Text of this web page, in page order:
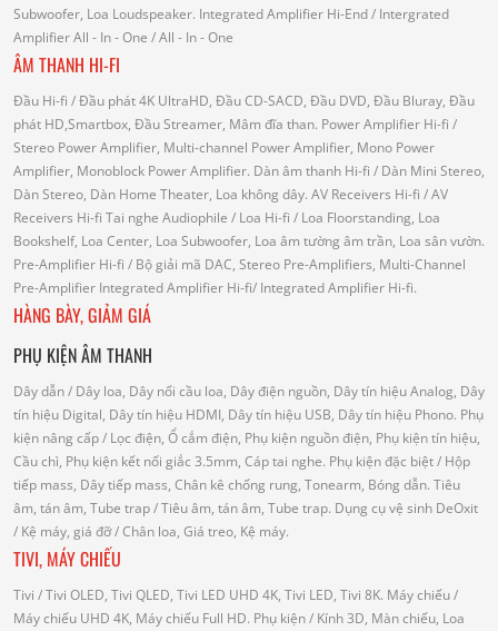
Subwoofer, Loa Loudspeaker. Integrated Amplifier Hi-End/ Intergrated
AmplifierAll - In - One / All - In - One
ÂM THANH HI-FI
Đầu Hi-fi / Đầu phát 4K UltraHD, Đầu CD-SACD, Đầu DVD, Đầu Bluray, Đầu
phát HD,Smartbox, Đầu Streamer, Mâm đĩa than. Power Amplifier Hi-fi /
Stereo Power Amplifier, Multi-channel Power Amplifier, Mono Power
Amplifier, Monoblock Power Amplifier. Dàn âm thanh Hi-fi / Dàn Mini Stereo,
Dàn Stereo, Dàn Home Theater, Loa không dây. AV Receivers Hi-fi / AV
Receivers Hi-fi Tai nghe Audiophile / Loa Hi-fi / Loa Floorstanding, Loa
Bookshelf, Loa Center, Loa Subwoofer, Loa âm tường âm trần, Loa sân vườn.
Pre-Amplifier Hi-fi / Bộ giải mã DAC, Stereo Pre-Amplifiers, Multi-Channel
Pre-Amplifier Integrated Amplifier Hi-fi/ Integrated Amplifier Hi-fi.
HÀNG BÀY, GIẢM GIÁ
PHỤ KIỆN ÂM THANH
Dây dẫn/ Dây loa, Dây nối cầu loa, Dây điện nguồn, Dây tín hiệu Analog, Dây
tín hiệu Digital, Dây tín hiệu HDMI, Dây tín hiệu USB, Dây tín hiệu Phono. Phụ
kiện nâng cấp/ Lọc điện, Ổ cắm điện, Phụ kiện nguồn điện, Phụ kiện tín hiệu,
Cầu chì, Phụ kiện kết nối giắc 3.5mm, Cáp tai nghe. Phụ kiện đặc biệt/ Hộp
tiếp mass, Dây tiếp mass, Chân kê chống rung, Tonearm, Bóng dẫn. Tiêu
âm, tán âm, Tube trap/ Tiêu âm, tán âm, Tube trap. Dụng cụ vệ sinh DeOxit
/ Kệ máy, giá đỡ/ Chân loa, Giá treo, Kệ máy.
TIVI, MÁY CHIẾU
Tivi / Tivi OLED, Tivi QLED, Tivi LED UHD 4K, Tivi LED, Tivi 8K. Máy chiếu/
Máy chiếu UHD 4K, Máy chiếu Full HD. Phụ kiện/ Kính 3D, Màn chiếu, Loa